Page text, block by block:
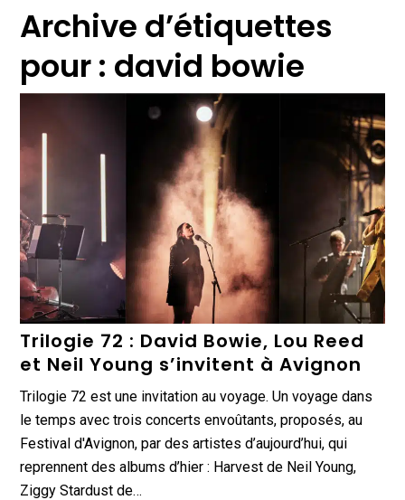
Archive d’étiquettes
pour : david bowie
Trilogie 72 : David Bowie, Lou Reed
et Neil Young s’invitent à Avignon
Trilogie 72 est une invitation au voyage. Un voyage dans
le temps avec trois concerts envoûtants, proposés, au
Festival d'Avignon, par des artistes d’aujourd’hui, qui
reprennent des albums d’hier : Harvest de Neil Young,
Ziggy Stardust de…